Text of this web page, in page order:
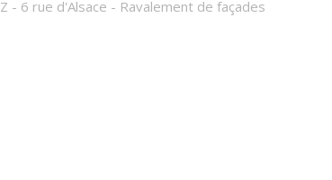
- 6 rue d'Alsace - Ravalement de façades